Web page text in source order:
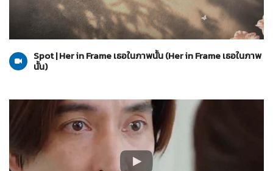
23-07-2569
Her in Frame เธอในภาพนั้น
Spot | Her in Frame เธอในภาพนั้น (Her in Frame เธอในภาพ
นั้น)